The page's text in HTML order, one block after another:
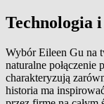
Technologia i
Wybór Eileen Gu na
naturalne
charakteryzują
historia ma